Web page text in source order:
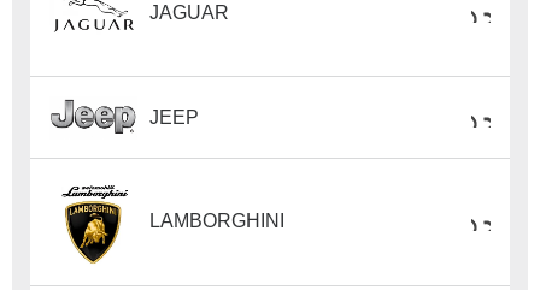
JAGUAR
JEEP
LAMBORGHINI